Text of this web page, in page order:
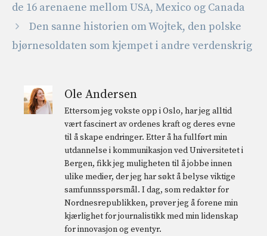
de 16 arenaene mellom USA, Mexico og Canada
Den sanne historien om Wojtek, den polske
bjørnesoldaten som kjempet i andre verdenskrig
Ole Andersen
Ettersom jeg vokste opp i Oslo, har jeg alltid
vært fascinert av ordenes kraft og deres evne
til å skape endringer. Etter å ha fullført min
utdannelse i kommunikasjon ved Universitetet i
Bergen, fikk jeg muligheten til å jobbe innen
ulike medier, der jeg har søkt å belyse viktige
samfunnsspørsmål. I dag, som redaktør for
Nordnesrepublikken, prøver jeg å forene min
kjærlighet for journalistikk med min lidenskap
for innovasjon og eventyr.